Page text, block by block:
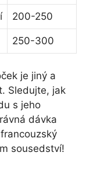
200-250
250-300
je ⁣jiný a
Sledujte,‌ jak
s⁢ jeho‌
dávka
sousedství!